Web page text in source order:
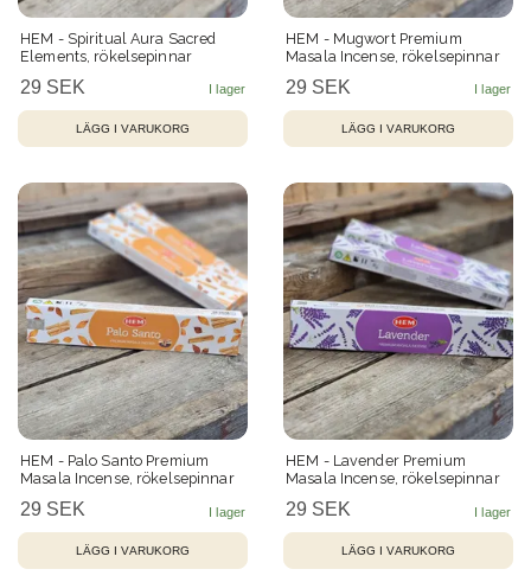
HEM - Spiritual Aura Sacred
Elements, rökelsepinnar
29 SEK
HEM - Mugwort Premium
Masala Incense, rökelsepinnar
29 SEK
HEM - Palo Santo Premium
Masala Incense, rökelsepinnar
29 SEK
HEM - Lavender Premium
Masala Incense, rökelsepinnar
29 SEK